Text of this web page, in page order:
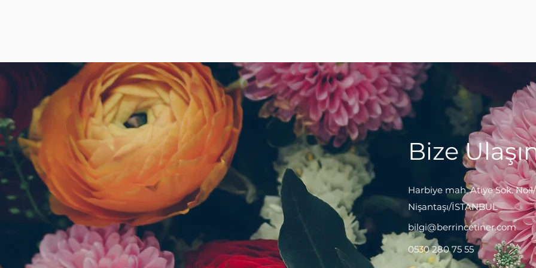
Bize
Harbiye mah. Atiye Sok. No:1/
Nişantaşı/İSTANBUL
bilgi@berrincetiner.com
0530 280 75 55